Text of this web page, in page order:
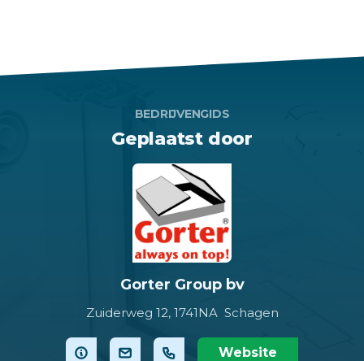
BEDRIJVENGIDS
Geplaatst door
Gorter Group bv
Zuiderweg 12, 1741NA Schagen
Website